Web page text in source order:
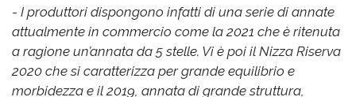
- I produttori dispongono infatti di una serie di annate
attualmente in commercio come la 2021 che è ritenuta
a ragione un’annata da 5 stelle. Vi è poi il Nizza Riserva
2020 che si caratterizza per grande equilibrio e
morbidezza e il 2019, annata di grande struttura,